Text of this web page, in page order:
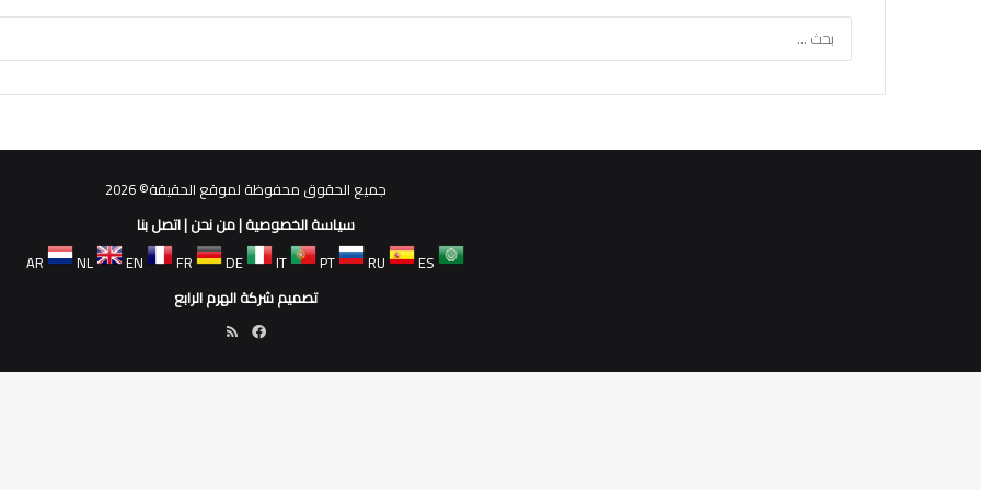
جميع الحقوق محفوظة لموقع الحقيقة© 2026
سياسة الخصوصية|من نحن|اتصل بنا
AR
NL EN FR DE IT PT RU
ES
تصميم شركة الهرم الرابع
فيسبوك